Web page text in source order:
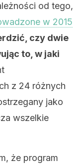
od tego,
w 2015
czy dwie
to, w jaki
z 24 różnych
jako
wszelkie
że program